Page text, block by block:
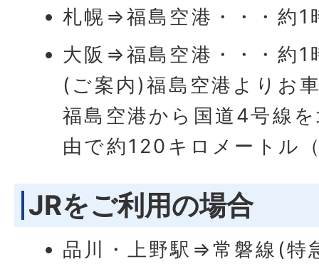
札幌⇒福島空港・・・約1
大阪⇒福島空港・・・約1
(ご案内)福島空港よりお
福島空港から国道4号線
由で約120キロメートル
JRをご利用の場合
品川・上野駅⇒常磐線(特